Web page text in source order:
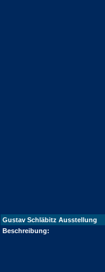
Gustav Schläbitz Ausstellung
Beschreibung: